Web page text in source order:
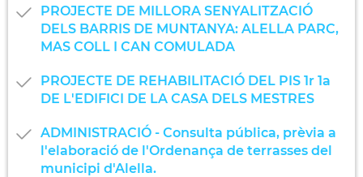
PROJECTE DE MILLORA SENYALITZACIÓ
DELS BARRIS DE MUNTANYA: ALELLA PARC,
MAS COLL I CAN COMULADA
PROJECTE DE REHABILITACIÓ DEL PIS 1r 1a
DE L'EDIFICI DE LA CASA DELS MESTRES
ADMINISTRACIÓ - Consulta pública, prèvia a
l'elaboració de l'Ordenança de terrasses del
municipi d'Alella.